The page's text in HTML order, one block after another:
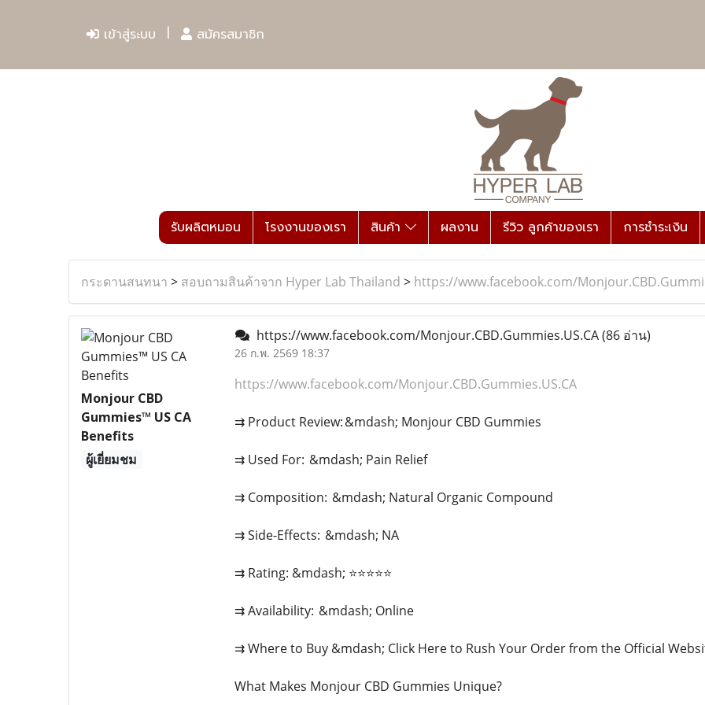
เข้าสู่ระบบ สมัครสมาชิก
รับผลิตหมอน โรงงานของเรา สินค้า ผลงาน รีวิว ลูกค้าของเรา การชำระเงิน
กระดานสนทนา > สอบถามสินค้าจาก Hyper Lab Thailand > https://www.facebook.com/
Monjour CBD
Gummies™ US CA
Benefits
ผู้เยี่ยมชม
https://www.facebook.com/Monjour.CBD.Gummies.US.CA(86 อ่าน)
26 ก.พ. 2569 18:37
https://www.facebook.com/Monjour.CBD.Gummies.US.CA
⇉ Product Review: &mdash; Monjour CBD Gummies
⇉ Used For: &mdash; Pain Relief
⇉ Composition: &mdash; Natural Organic Compound
⇉ Side-Effects: &mdash; NA
⇉ Rating: &mdash; ⭐⭐⭐⭐⭐
⇉ Availability: &mdash; Online
⇉ Where to Buy &mdash; Click Here to Rush Your Order from the Official
What Makes Monjour CBD Gummies Unique?